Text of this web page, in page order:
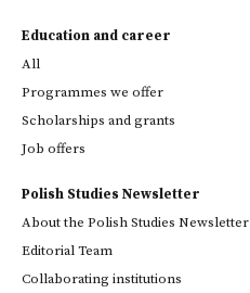
Education and career
All
Programmes we offer
Scholarships and grants
Job offers
Polish Studies Newsletter
About the Polish Studies Newsletter
Editorial Team
Collaborating institutions